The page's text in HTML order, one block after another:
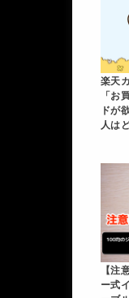
楽天
「お
ドが
人は
【注
ー式